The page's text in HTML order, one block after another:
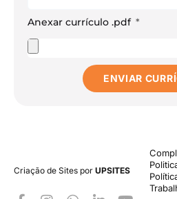
Anexar currículo .pdf
ENVIAR
Criação de Sites por UPSITES